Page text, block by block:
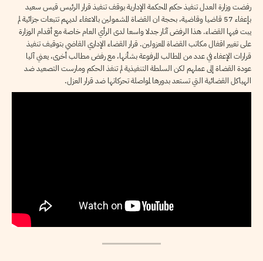
رفضت وزارة العدل تنفيذ حكم المحكمة الإدارية بوقف تنفيذ قرار الرئيس قيس سعيد
بإعفاء 57 قاضيا وقاضية، بحجة ان القضاة المشمولين بالاعفاء لديهم تتبعات جزائية لم
يبت فيها القضاء. هذا الرفض آثار جدلا واسعا لدى الرأي العام خاصة مع أقدام الوزارة
على تغيير اقفال مكاتب القضاة المعزولين. قرار القضاء الإداري القاضي بتوقيف تنفيذ
قرارات الإعفاء في عدد من المطالب المرفوعة بشأنها، مع رفض مطالب أخرى، يعني آليا
عودة القضاة إلى عملهم لكن السلطة التنفيذية لم تنفذ الحكم ومارست التصعيد ضد
الهياكل القضائية التي تستعد بدورها لمواصلة تحركاتها ضد قرار العزل.